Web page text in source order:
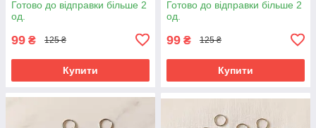
Готово до відправки більше 2
од.
99 ₴ 125 ₴
Купити
Готово до відправки більше 2
од.
99 ₴ 125 ₴
Купити